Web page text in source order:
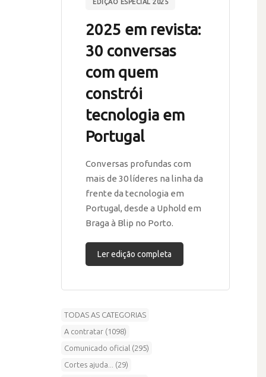
EDIÇÃO ESPECIAL 2025
2025 em revista:
30 conversas
com quem
constrói
tecnologia em
Portugal
Conversas profundas com
mais de 30 líderes na linha da
frente da tecnologia em
Portugal, desde a Uphold em
Braga à Blip no Porto.
Ler edição completa
TODAS AS CATEGORIAS
A contratar (1098)
Comunicado oficial (295)
Cortes ajuda... (29)